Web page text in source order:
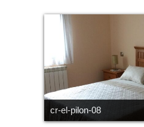
cr-el-pilon-08